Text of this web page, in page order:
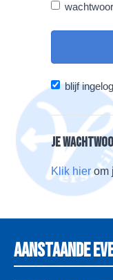
blijf
Je
Klik hierom
Aanstaande